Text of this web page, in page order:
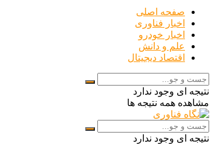
صفحه اصلی
اخبار فناوری
اخبار خودرو
علم و دانش
اقتصاد دیجیتال
نتیجه ای وجود ندارد
مشاهده همه نتیجه ها
نتیجه ای وجود ندارد